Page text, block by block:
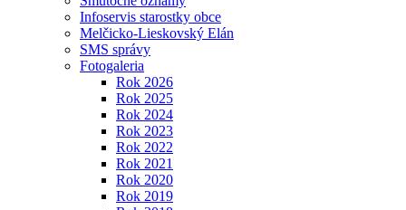
Infoservis starostky obce
Melčicko-Lieskovský Elán
SMS správy
Fotogaleria
Rok 2026
Rok 2025
Rok 2024
Rok 2023
Rok 2022
Rok 2021
Rok 2020
Rok 2019